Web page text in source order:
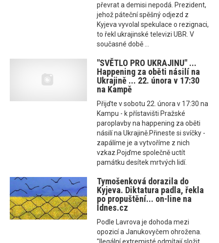
převrat a demisi nepodá. Prezident,
jehož páteční spěšný odjezd z
Kyjeva vyvolal spekulace o rezignaci,
to řekl ukrajinské televizi UBR. V
současné době ...
"SVĚTLO PRO UKRAJINU" ...
Happening za oběti násilí na
Ukrajině ... 22. února v 17:30
na Kampě
Přijďte v sobotu 22. února v 17:30 na
Kampu - k přístavišti Pražské
paroplavby na happening za oběti
násilí na Ukrajině.Přineste si svíčky -
zapálíme je a vytvoříme z nich
vzkaz.Pojďme společně uctít
památku desítek mrtvých lidí.
Tymošenková dorazila do
Kyjeva. Diktatura padla, řekla
po propuštění... on-line na
Idnes.cz
Podle Lavrova je dohoda mezi
opozicí a Janukovyčem ohrožena.